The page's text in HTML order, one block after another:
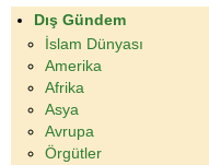
Dış Gündem
İslam Dünyası
Amerika
Afrika
Asya
Avrupa
Örgütler